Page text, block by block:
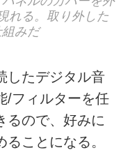
れる。取り外した
みだ
したデジタル音
/フィルターを任
るので、好みに
ことになる。